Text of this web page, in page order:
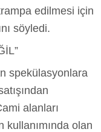
edilmesi için
söyledi.
spekülasyonlara
alanları
olan